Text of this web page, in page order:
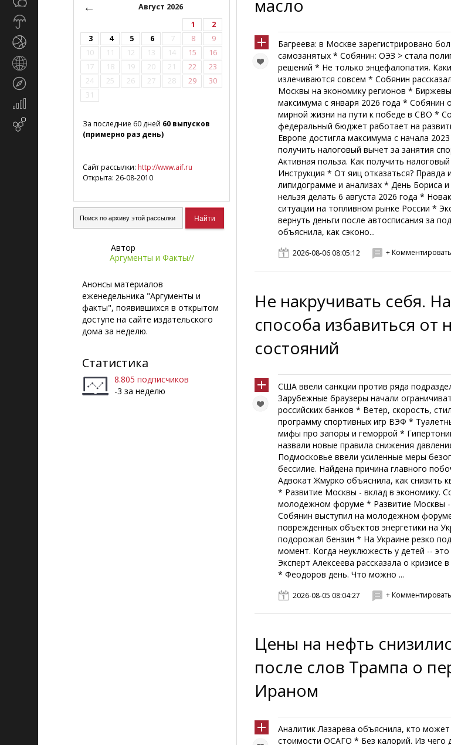
Экономика
маркетинг
←
Август 2026
1
2
3
4 5 6 7 8
9
10
11 12 13 14 15
16
17
18 19 20 21 22
23
24
25 26 27 28 29
30
31
За последние 60 дней 60 выпусков
(примерно раз день)
Сайт рассылки: http://www.aif.ru
Открыта: 26-08-2010
Автор
Аргументы и Факты//
происходит
Анонсы материалов
еженедельника "Аргументы и
факты", появившихся в открытом
доступе на сайте издательского
дома за неделю.
Статистика
8.805 подписчиков
-3 за неделю
масло
Багреева: в Москве зарегистрировано
самозанятых * Собянин: ОЭЗ > стала
решений * Не только энцефалопатия.
излечиваются совсем * Собянин
Москвы на экономику регионов *
максимума с января 2026 года * Собянин
мирной жизни на пути к победе в СВО *
федеральный бюджет работает на
Европе достигла максимума с начала
получить налоговый вычет за занятия
Активная польза. Как получить
Инструкция * От яиц отказаться? Правда
липидограмме и анализах * День Бориса
нельзя делать 6 августа 2026 года *
ситуации на топливном рынке России *
вернуть деньги после автосписания за
объяснила, как сэконо...
2026-08-06 08:05:12 + Комментировать
Не накручивать себя.
способа избавиться от
состояний
США ввели санкции против ряда
Зарубежные браузеры начали
российских банков * Ветер, скорость,
программу спортивных игр ВЭФ *
мифы про запоры и геморрой *
назвали новые правила снижения
Подмосковье ввели усиленные меры
бессилие. Найдена причина главного
Адвокат Жмурко объяснила, как снизить
* Развитие Москвы - вклад в экономику.
молодежном форуме * Развитие Москвы
Собянин выступил на молодежном
поврежденных объектов энергетики на
подорожал бензин * На Украине резко
момент. Когда неуклюжесть у детей --
Эксперт Алексеева рассказала о кризисе
* Феодоров день. Что можно ...
2026-08-05 08:04:27 + Комментировать
Цены на нефть
после слов Трампа о
Ираном
Аналитик Лазарева объяснила, кто
стоимости ОСАГО * Без калорий. Из чего